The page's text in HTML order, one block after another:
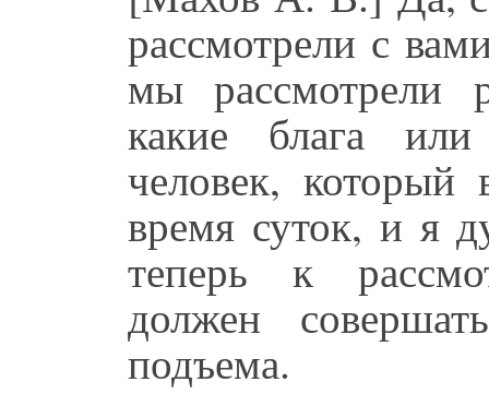
рассмотрели с
мы рассмотрели
какие блага или
человек,
время суток, и я
теперь к
должен
подъема.